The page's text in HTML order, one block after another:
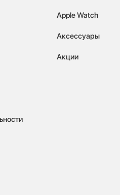
Apple Watch
Аксессуары
Акции